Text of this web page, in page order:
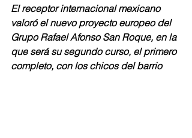
El receptor internacional mexicano
valoró el nuevo proyecto europeo del
Grupo Rafael Afonso San Roque, en la
que será su segundo curso, el primero
completo, con los chicos del barrio